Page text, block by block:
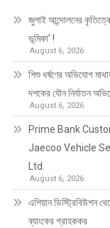
জুলাই আন্দোলনের
ভূমিকা’ !
August 6, 2026
শিশু ধর্ষণের অভিযোগ
দশকের যৌন নির্যাতন
August 6, 2026
Prime Bank
Jaecoo Vehicle
Ltd.
August 6, 2026
এশিয়ান ডিস্ট্রিবিউশন
ব্যাংকের গ্রাহককর